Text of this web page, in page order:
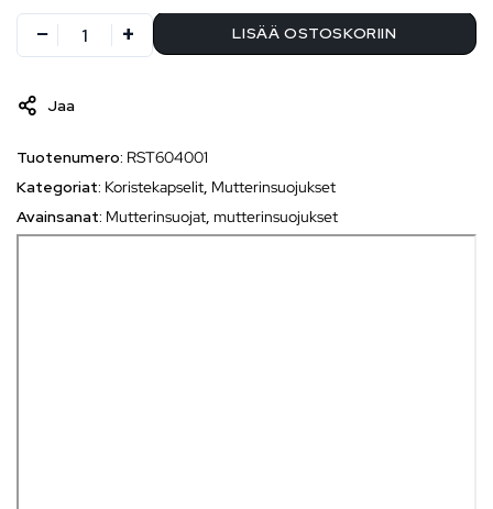
LISÄÄ OSTOSKORIIN
Jaa
Tuotenumero: RST604001
Kategoriat: Koristekapselit, Mutterinsuojukset
Avainsanat: Mutterinsuojat, mutterinsuojukset